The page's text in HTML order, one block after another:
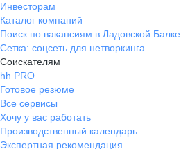
Инвесторам
Каталог компаний
Поиск по вакансиям в Ладовской Балке
Сетка: соцсеть для нетворкинга
Соискателям
hh PRO
Готовое резюме
Все сервисы
Хочу у вас работать
Производственный календарь
Экспертная рекомендация